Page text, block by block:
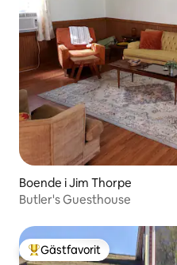
Boende i Jim Thorpe
Butler's Guesthouse
Populär gästfavorit
Gästfavorit